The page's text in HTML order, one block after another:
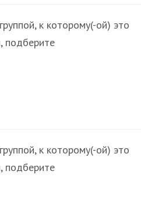
к которому(-ой) это
подберите
к которому(-ой) это
подберите